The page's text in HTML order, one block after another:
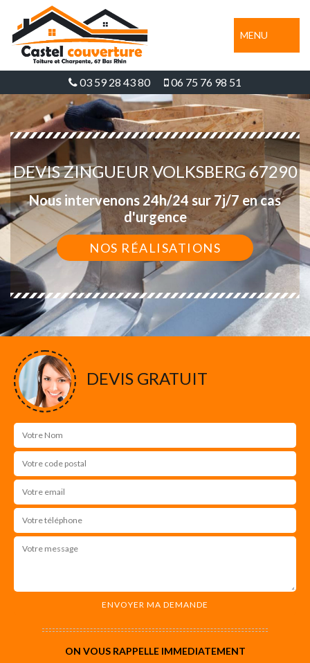
MENU
03 59 28 43 80 06 75 76 98 51
DEVIS ZINGUEUR VOLKSBERG 67290
Nous intervenons 24h/24 sur 7j/7 en cas
d'urgence
NOS RÉALISATIONS
DEVIS GRATUIT
ON VOUS RAPPELLE IMMEDIATEMENT